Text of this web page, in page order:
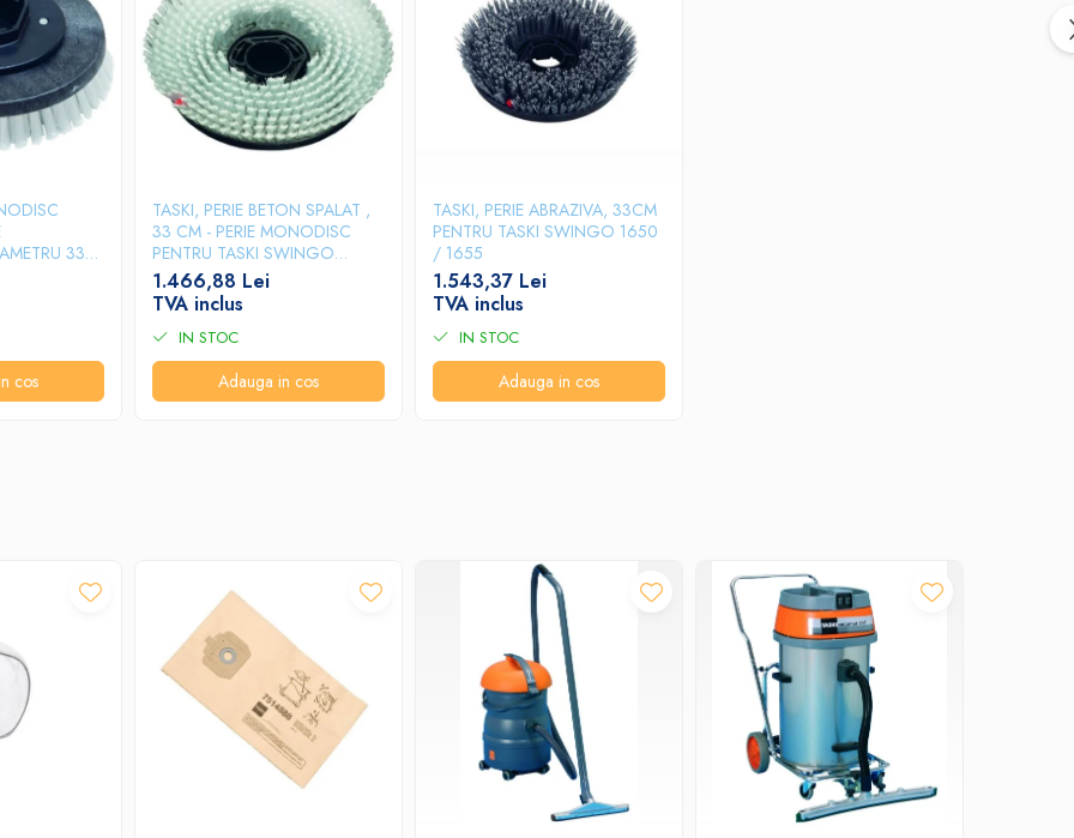
33
SWINGO
cos
TASKI, PERIE BETON SPALAT ,
33 CM - PERIE MONODISC
PENTRU TASKI SWINGO
1650/1655
1.466,88 Lei
TVA inclus
IN STOC
Adauga in cos
TASKI, PERIE ABRAZIVA, 33CM
PENTRU TASKI SWINGO 1650
/ 1655
1.543,37 Lei
TVA inclus
IN STOC
Adauga in cos